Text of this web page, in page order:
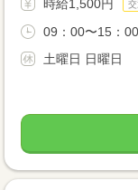
時給1,500円
09：00〜15：
土曜日 日曜日